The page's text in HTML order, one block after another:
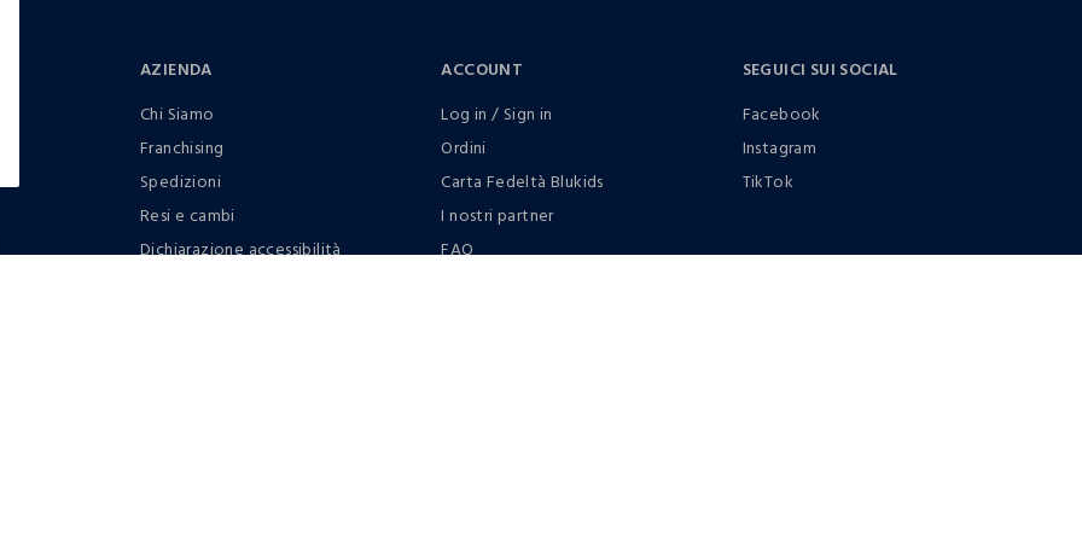
AZIENDA
Chi Siamo
Franchising
Spedizioni
Resi e cambi
Dichiarazione accessibilità
ACCOUNT
Log in / Sign in
Ordini
Carta Fedeltà Blukids
I nostri partner
FAQ
SEGUICI SUI SOCIAL
Facebook
Instagram
TikTok